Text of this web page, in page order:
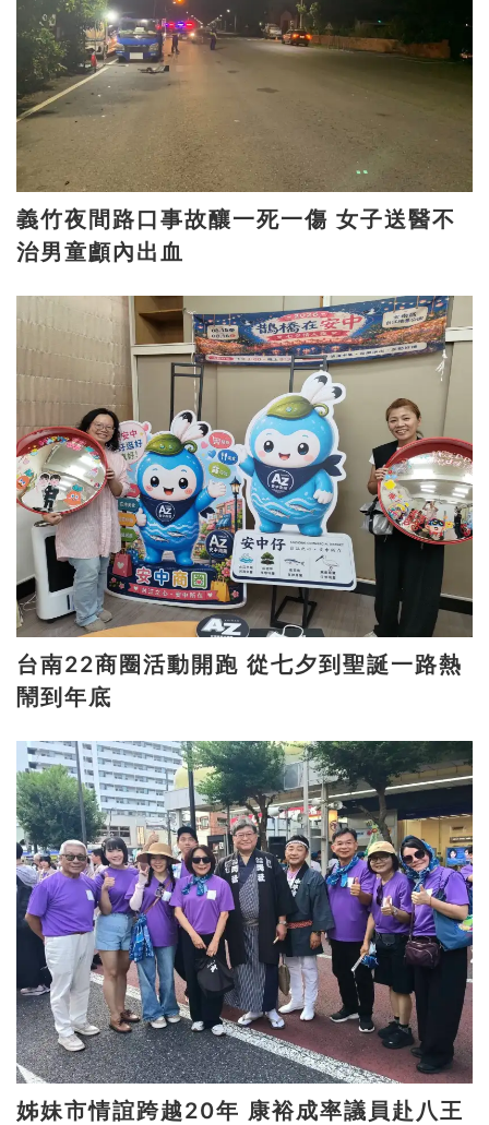
義竹夜間路口事故釀一死一傷 女子送醫不
治男童顱內出血
台南22商圈活動開跑 從七夕到聖誕一路熱
鬧到年底
姊妹市情誼跨越20年 康裕成率議員赴八王